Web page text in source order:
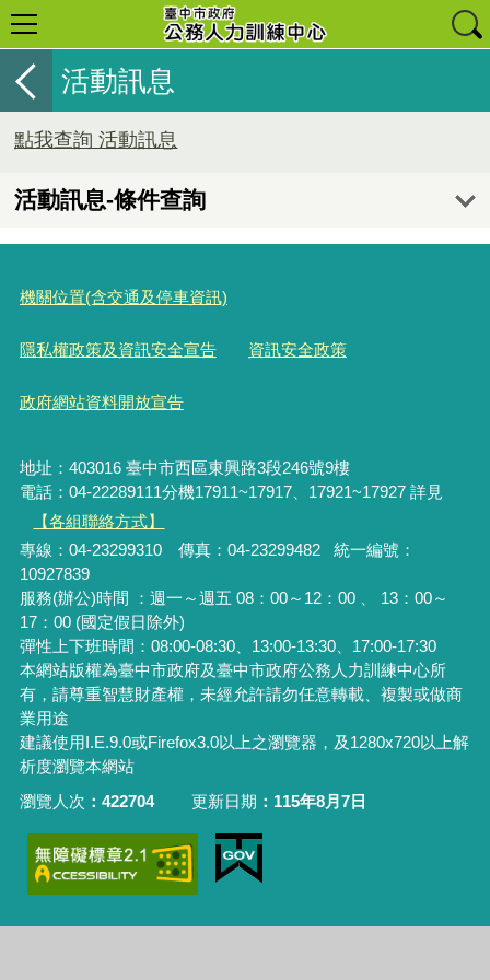
活動訊息
點我查詢 活動訊息
活動訊息-條件查詢
機關位置(含交通及停車資訊)
隱私權政策及資訊安全宣告 資訊安全政策
政府網站資料開放宣告
地址：403016 臺中市西區東興路3段246號9樓
電話：04-22289111分機17911~17917、17921~17927 詳見
【各組聯絡方式】
專線：04-23299310 傳真：04-23299482 統一編號：
10927839
服務(辦公)時間 ：週一～週五 08：00～12：00 、 13：00～
17：00 (國定假日除外)
彈性上下班時間：08:00-08:30、13:00-13:30、17:00-17:30
本網站版權為臺中市政府及臺中市政府公務人力訓練中心所
有，請尊重智慧財產權，未經允許請勿任意轉載、複製或做商
業用途
建議使用I.E.9.0或Firefox3.0以上之瀏覽器，及1280x720以上解
析度瀏覽本網站
瀏覽人次
422704 更新日期 115年8月7日